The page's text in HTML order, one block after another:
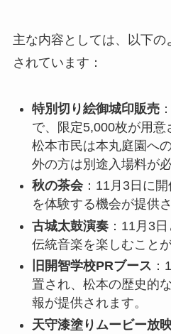
主な内容としては、以下の
されています：
特別切り絵御城印販売
で、限定5,000枚が用意
松本市民は本丸庭園へ
外の方は別途入場料が必
秋の茶会：11月3日に
を体験する機会が提供さ
古城太鼓演奏：11月3
伝統音楽を楽しむこと
旧開智学校PRブース
置され、松本の歴史的
報が提供されます。
天守漆塗りムービー放